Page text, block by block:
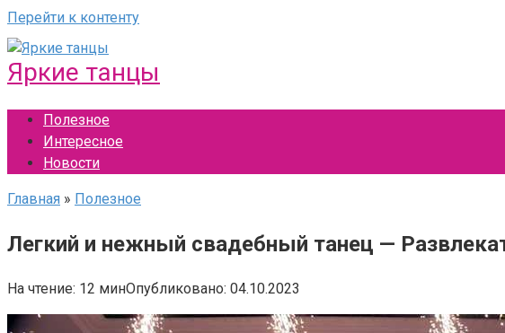
Перейти к контенту
Яркие танцы
Полезное
Интересное
Новости
Главная » Полезное
Легкий и нежный свадебный танец —
На чтение: 12 минОпубликовано: 04.10.2023